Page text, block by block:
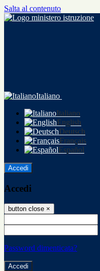
Salta al contenuto
Italiano
Italiano
English
Deutsch
Français
Español
Accedi
Accedi
button close ×
Password dimenticata?